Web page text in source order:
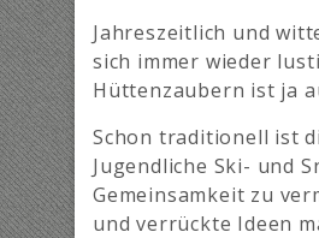
Jahreszeitlich und
sich immer wieder
Hüttenzaubern ist ja
Schon traditionell ist
Jugendliche Ski- und
Gemeinsamkeit zu
und verrückte Ideen